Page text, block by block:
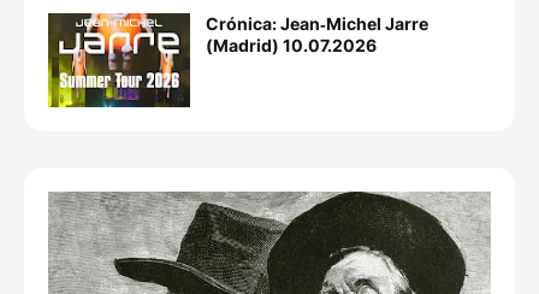
Crónica: Jean‐Michel Jarre
(Madrid) 10.07.2026